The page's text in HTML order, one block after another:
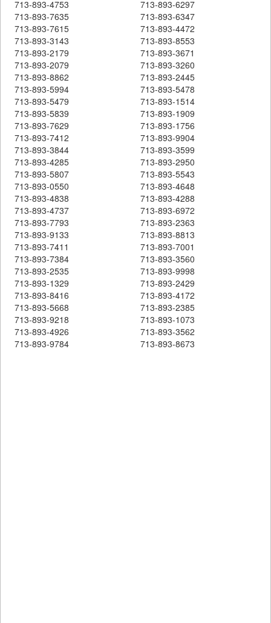
713-893-4753
713-893-6297
713-893-7635
713-893-6347
713-893-7615
713-893-4472
713-893-3143
713-893-8553
713-893-2179
713-893-3671
713-893-2079
713-893-3260
713-893-8862
713-893-2445
713-893-5994
713-893-5478
713-893-5479
713-893-1514
713-893-5839
713-893-1909
713-893-7629
713-893-1756
713-893-7412
713-893-9904
713-893-3844
713-893-3599
713-893-4285
713-893-2950
713-893-5807
713-893-5543
713-893-0550
713-893-4648
713-893-4838
713-893-4288
713-893-4737
713-893-6972
713-893-7793
713-893-2363
713-893-9133
713-893-8813
713-893-7411
713-893-7001
713-893-7384
713-893-3560
713-893-2535
713-893-9998
713-893-1329
713-893-2429
713-893-8416
713-893-4172
713-893-5668
713-893-2385
713-893-9218
713-893-1073
713-893-4926
713-893-3562
713-893-9784
713-893-8673